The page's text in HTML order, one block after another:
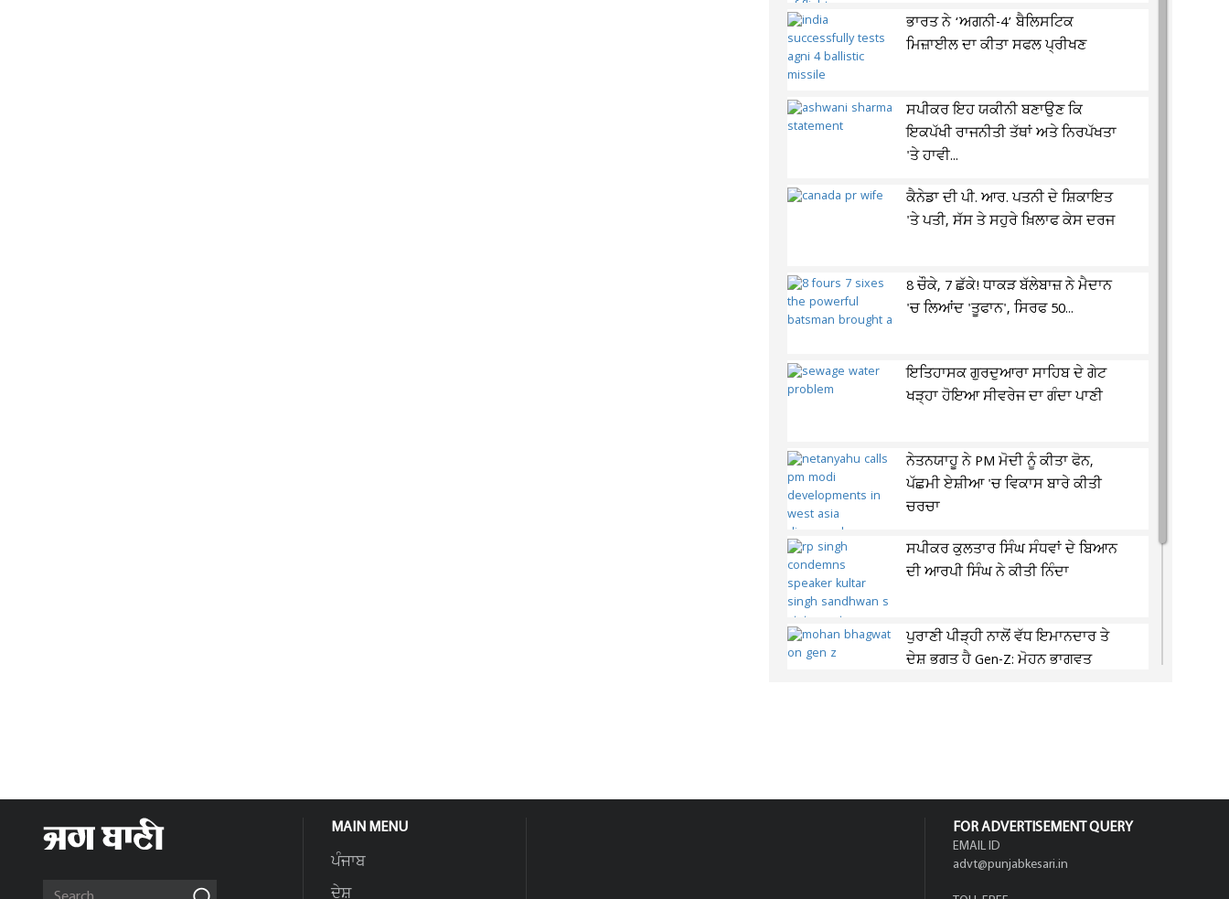
ਭਾਰਤ ਨੇ ‘ਅਗਨੀ-4’ ਬੈਲਿਸਟਿਕ
ਮਿਜ਼ਾਈਲ ਦਾ ਕੀਤਾ ਸਫਲ ਪ੍ਰੀਖਣ
ਸਪੀਕਰ ਇਹ ਯਕੀਨੀ ਬਣਾਉਣ ਕਿ
ਇਕਪੱਖੀ ਰਾਜਨੀਤੀ ਤੱਥਾਂ ਅਤੇ ਨਿਰਪੱਖਤਾ
'ਤੇ ਹਾਵੀ...
ਕੈਨੇਡਾ ਦੀ ਪੀ. ਆਰ. ਪਤਨੀ ਦੇ ਸ਼ਿਕਾਇਤ
'ਤੇ ਪਤੀ, ਸੱਸ ਤੇ ਸਹੁਰੇ ਖ਼ਿਲਾਫ ਕੇਸ ਦਰਜ
8 ਚੌਕੇ, 7 ਛੱਕੇ! ਧਾਕੜ ਬੱਲੇਬਾਜ਼ ਨੇ ਮੈਦਾਨ
'ਚ ਲਿਆਂਦ 'ਤੂਫਾਨ', ਸਿਰਫ 50...
ਇਤਿਹਾਸਕ ਗੁਰਦੁਆਰਾ ਸਾਹਿਬ ਦੇ ਗੇਟ
ਖੜ੍ਹਾ ਹੋਇਆ ਸੀਵਰੇਜ ਦਾ ਗੰਦਾ ਪਾਣੀ
ਨੇਤਨਯਾਹੂ ਨੇ PM ਮੋਦੀ ਨੂੰ ਕੀਤਾ ਫੋਨ,
ਪੱਛਮੀ ਏਸ਼ੀਆ 'ਚ ਵਿਕਾਸ ਬਾਰੇ ਕੀਤੀ
ਚਰਚਾ
ਸਪੀਕਰ ਕੁਲਤਾਰ ਸਿੰਘ ਸੰਧਵਾਂ ਦੇ ਬਿਆਨ
ਦੀ ਆਰਪੀ ਸਿੰਘ ਨੇ ਕੀਤੀ ਨਿੰਦਾ
ਪੁਰਾਣੀ ਪੀੜ੍ਹੀ ਨਾਲੋਂ ਵੱਧ ਇਮਾਨਦਾਰ ਤੇ
ਦੇਸ਼ ਭਗਤ ਹੈ Gen-Z: ਮੋਹਨ ਭਾਗਵਤ
MAIN MENU
ਪੰਜਾਬ
ਦੇਸ਼
FOR ADVERTISEMENT QUERY
EMAIL ID
advt@punjabkesari.in